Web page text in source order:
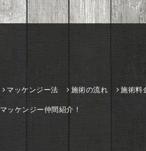
マッケンジー法 施術の流れ 施術料
マッケンジー仲間紹介！